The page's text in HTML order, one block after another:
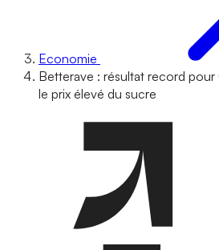
Economie
Betterave : résultat record
le prix élevé du sucre